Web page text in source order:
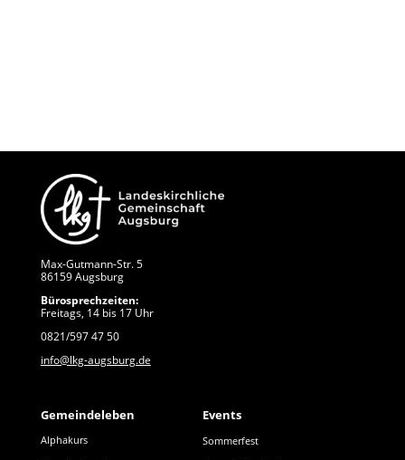
Max-Gutmann-Str. 5
86159 Augsburg
Bürosprechzeiten:
Freitags, 14 bis 17 Uhr
0821/597 47 50
info@lkg-augsburg.de
Gemeindeleben
Alphakurs
Events
Sommerfest